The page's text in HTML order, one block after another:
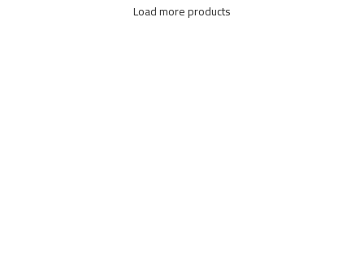
Load more products